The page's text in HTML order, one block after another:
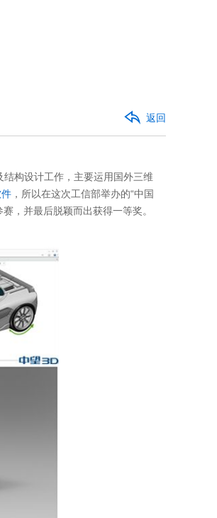
返回
构设计工作，主要运用国外三维
，所以在这次工信部举办的“中国
，并最后脱颖而出获得一等奖。